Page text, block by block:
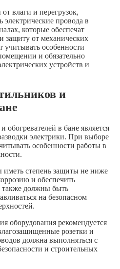
влаги и перегрузок,
электрические провода в
которые обеспечат
защиту от механических
учитывать особенности
и обязательно
устройств и
и
в бане является
электрики. При выборе
особенности работы в
степень защиты не ниже
и обеспечить
также должны быть
на безопасном
оборудования рекомендуется
розетки и
должна выполняться с
и строительных